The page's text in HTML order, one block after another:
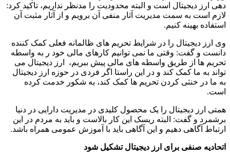
دهی ارز دیجیتال است و البته محدودیت را مدنظر نداریم، تاکید کرد:
لازم است به سمت مدیریت آثار منفی آن برویم و از آثار مثبت آن
استفاده بهینه کنیم.
وی ارز دیجیتال را در شرایط تحریم های ظالمانه فعلی کمک کننده
دانست و گفت: وقتی ما نمی توانیم کارهای مالی خود ر به واسطه
تحریم ها از طریق واسطه های مالی پیش ببریم، ارز دیجیتال می
تواند به ما کمک کند و در این راستا اگر فردی در حوزه ارز دیجیتال
به ما در خنثی کردن تحریم ها کمک کند، به شکور خدمت کرده
است.
همتی ارز دیجیتال را یک محصول کلیدی در مدیریت دارایی در دنیا
برشمرد و گفت: البته ریسک این کار بالاست و باید به مردم در این
ارتباط آگاهی دهیم و این آگاهی باید با آموزش عمومی همراه باشد.
اتحادیه صنفی برای ارز دیجیتال تشکیل شود